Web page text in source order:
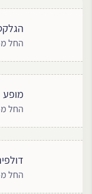
החל מ-
החל מ-
החל מ-